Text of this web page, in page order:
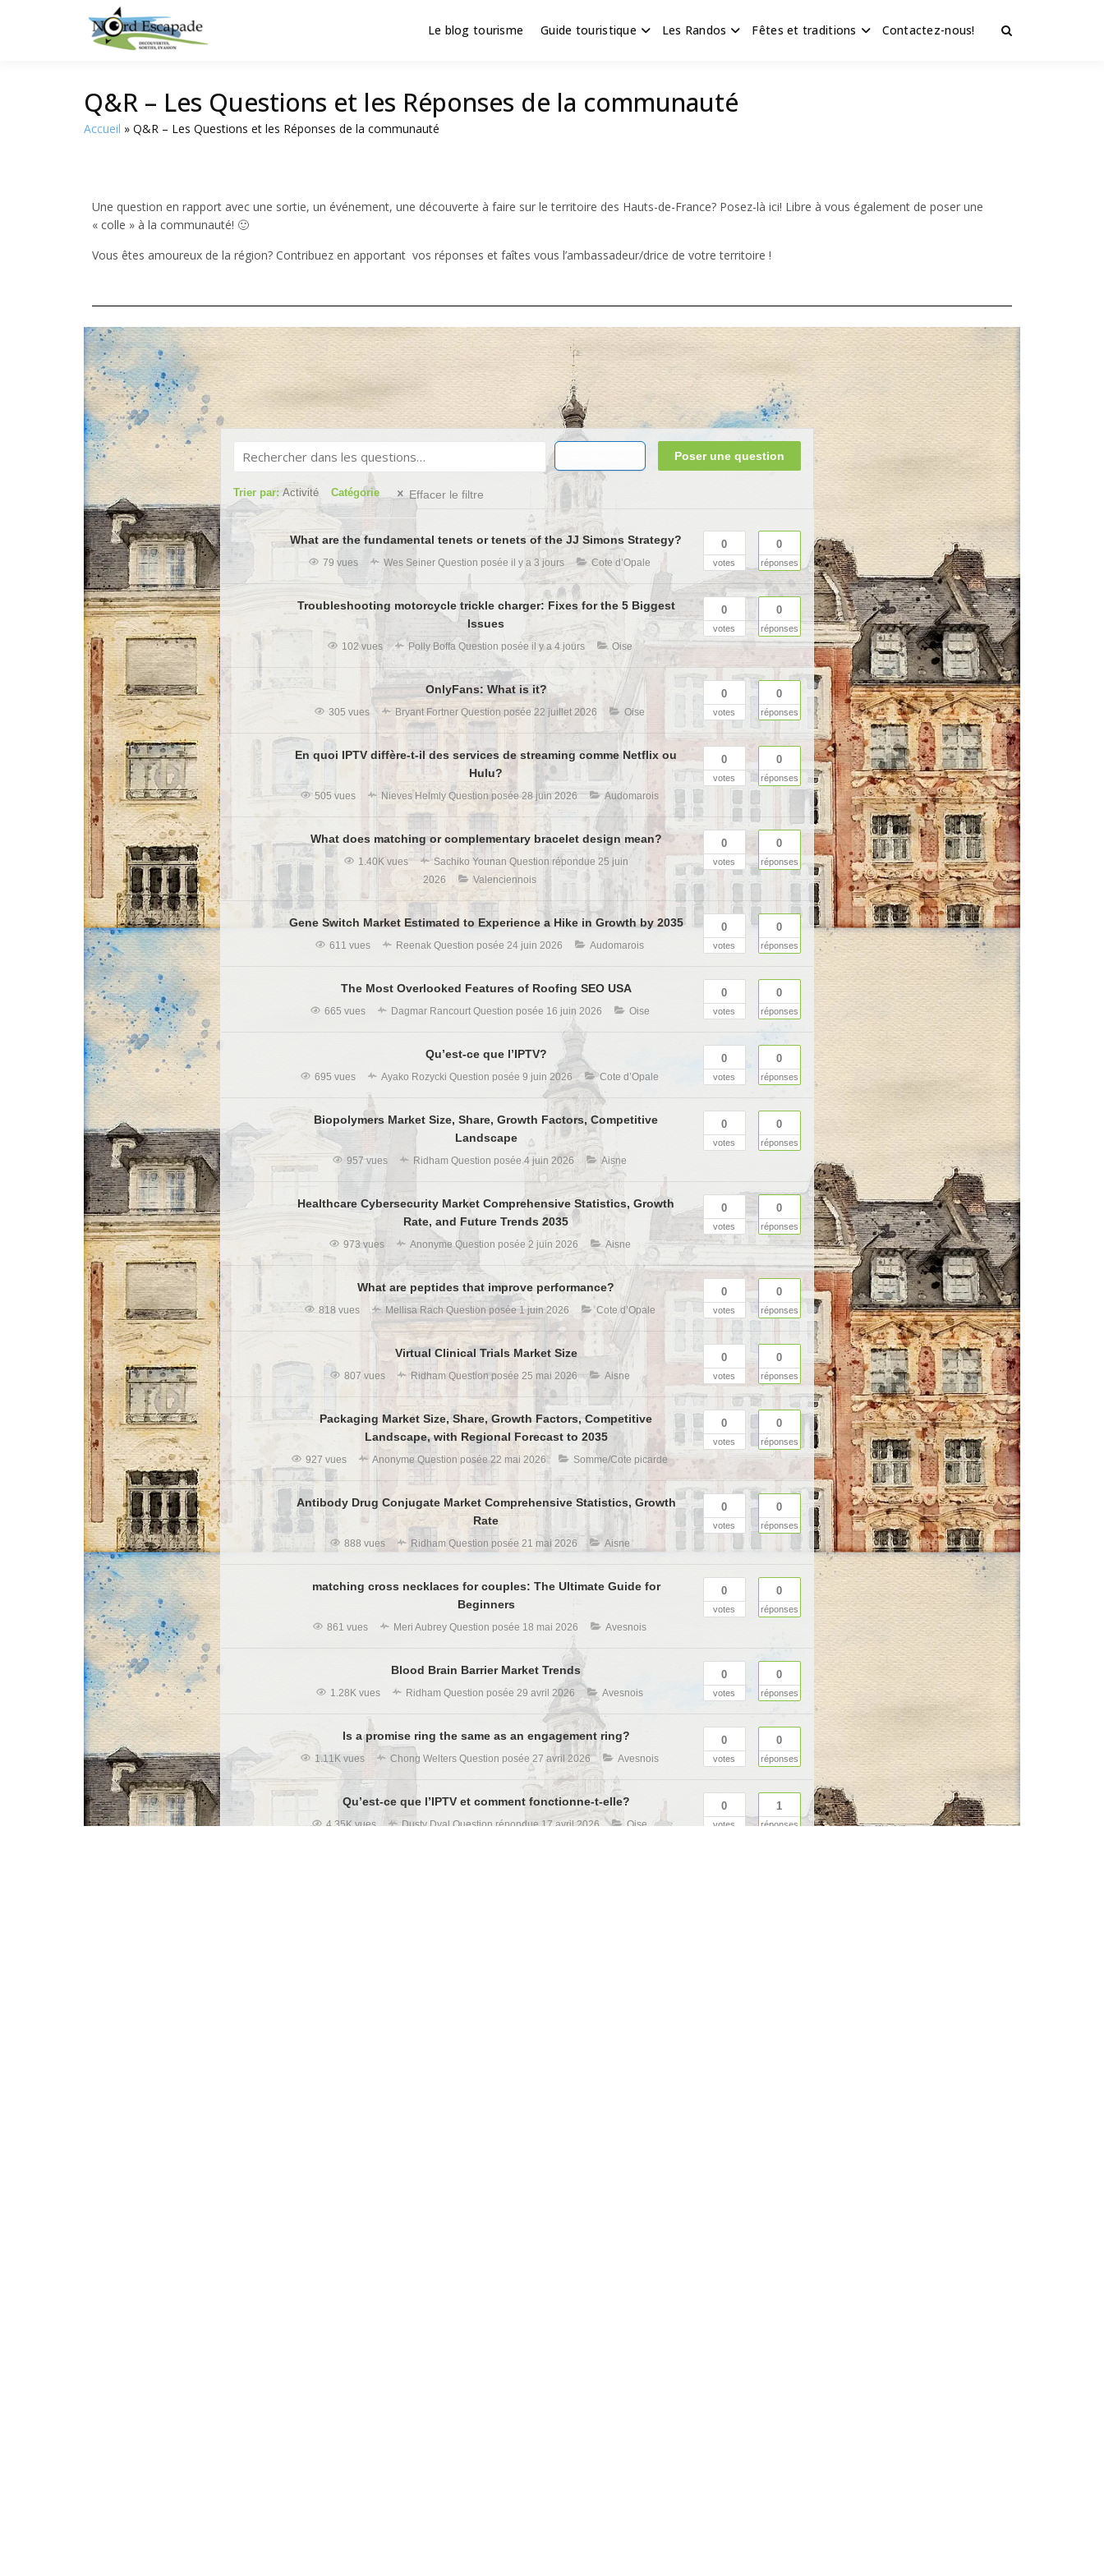
Nord Escapade
Tourisme et randonnées en Hauts de France
Le blog tourisme Guide touristique Les Randos Fêtes et traditions Contactez-nous!
Q&R – Les Questions et les Réponses de la communauté
Accueil Q&R – Les Questions et les Réponses de la communauté
Une question en rapport avec une sortie, un événement, une découverte à faire sur le territoire des Hauts-de-France? Posez-là ici! Libre à vous également de poser une
« colle » à la communauté! 🙂
Vous êtes amoureux de la région? Contribuez en apportant vos réponses et faîtes vous l’ambassadeur/drice de votre territoire !
Poser une question
Trier par: Activité Catégorie Effacer le filtre
0
votes
0
réponses
What are the fundamental tenets or tenets of the JJ Simons Strategy?
79 vues Wes Seiner Question posée il y a 3 jours Cote d’Opale
0
votes
0
réponses
Troubleshooting motorcycle trickle charger: Fixes for the 5 Biggest
Issues
102 vues Polly Boffa Question posée il y a 4 jours Oise
0
votes
0
réponses
OnlyFans: What is it?
305 vues Bryant Fortner Question posée22 juillet 2026 Oise
0
votes
0
réponses
En quoi IPTV diffère-t-il des services de streaming comme Netflix ou
Hulu?
505 vues Nieves HelmlyQuestion posée28 juin 2026 Audomarois
0
votes
0
réponses
What does matching or complementary bracelet design mean?
1.40K vues Sachiko Younan Question répondue 25 juin
2026
Valenciennois
0
votes
0
réponses
Gene Switch Market Estimated to Experience a Hike in Growth by 2035
611 vues Reenak Question posée 24 juin 2026 Audomarois
0
votes
0
réponses
The Most Overlooked Features of Roofing SEO USA
665 vues Dagmar RancourtQuestion posée 16 juin 2026 Oise
0
votes
0
réponses
Qu’est-ce que l’IPTV?
695 vues Ayako Rozycki Question posée9 juin 2026 Cote d’Opale
0
votes
0
réponses
Biopolymers Market Size, Share, Growth Factors, Competitive
Landscape
957 vues Ridham Question posée4 juin 2026 Aisne
0
votes
0
réponses
Healthcare Cybersecurity Market Comprehensive Statistics, Growth
Rate, and Future Trends 2035
973 vues AnonymeQuestion posée 2 juin 2026 Aisne
0
votes
0
réponses
What are peptides that improve performance?
818 vues Mellisa RachQuestion posée1 juin 2026 Cote d’Opale
0
votes
0
réponses
Virtual Clinical Trials Market Size
807 vues RidhamQuestion posée 25 mai 2026 Aisne
0
votes
0
réponses
Packaging Market Size, Share, Growth Factors, Competitive
Landscape, with Regional Forecast to 2035
927 vues AnonymeQuestion posée22 mai 2026 Somme/Cote picarde
0
votes
0
réponses
Antibody Drug Conjugate Market Comprehensive Statistics, Growth
Rate
888 vues RidhamQuestion posée 21 mai 2026 Aisne
0
votes
0
réponses
matching cross necklaces for couples: The Ultimate Guide for
Beginners
861 vues Meri Aubrey Question posée 18 mai 2026 Avesnois
0
votes
0
réponses
Blood Brain Barrier Market Trends
1.28K vues Ridham Question posée 29 avril 2026 Avesnois
0
votes
0
réponses
Is a promise ring the same as an engagement ring?
1.11K vues Chong Welters Question posée 27 avril 2026 Avesnois
0
votes
1
réponses
Qu’est-ce que l’IPTV et comment fonctionne-t-elle?
4.35K vues Dusty Dyal Question répondue17 avril 2026 Oise